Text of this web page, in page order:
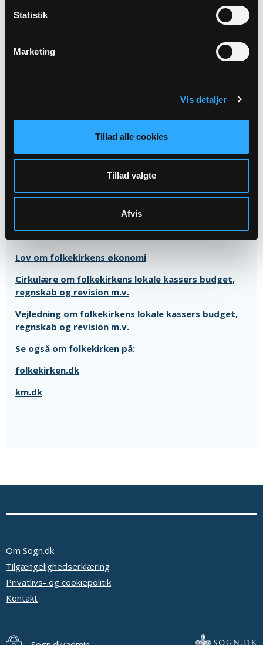
Statistik
Marketing
Vis detaljer
Tillad alle cookies
Tillad valgte
Afvis
Om regnskaber og folkekirkens økonomi
Læs og forstå et kirkeregnskab
Læs og forstå et kirkebudget
Lov om folkekirkens økonomi
Cirkulære om folkekirkens lokale kassers budget,
regnskab og revision m.v.
Vejledning om folkekirkens lokale kassers budget,
regnskab og revision m.v.
Se også om folkekirken på:
folkekirken.dk
km.dk
Om Sogn.dk
Tilgængelighedserklæring
Privatlivs- og cookiepolitik
Kontakt